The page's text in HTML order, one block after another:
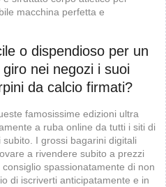
macchina perfetta e
o dispendioso per un
nei negozi i suoi
da calcio firmati?
famosissime edizioni ultra
a ruba online da tutti i siti di
I grossi bagarini digitali
a rivendere subito a prezzi
spassionatamente di non
di iscriverti anticipatamente e in